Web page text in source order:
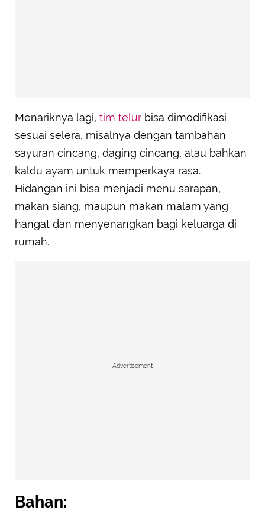
Menariknya lagi, tim telur bisa dimodifikasi
sesuai selera, misalnya dengan tambahan
sayuran cincang, daging cincang, atau bahkan
kaldu ayam untuk memperkaya rasa.
Hidangan ini bisa menjadi menu sarapan,
makan siang, maupun makan malam yang
hangat dan menyenangkan bagi keluarga di
rumah.
Advertisement
Bahan: